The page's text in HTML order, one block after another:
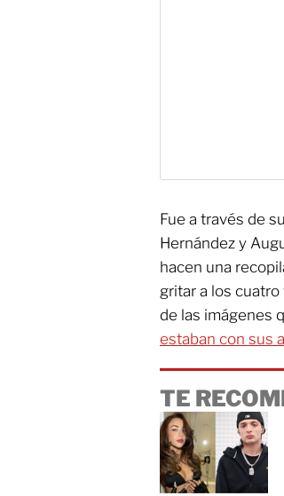
Fue a través de
Hernández y
hacen una
gritar a los
de las imágenes
estaban con sus
TE